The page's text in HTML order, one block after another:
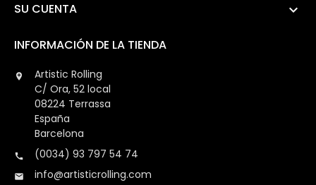
SU CUENTA 
INFORMACIÓN DE LA TIENDA

Artistic Rolling
C/ Ora, 52 local
08224 Terrassa
España
Barcelona
 (0034) 93 797 54 74
 info@artisticrolling.com